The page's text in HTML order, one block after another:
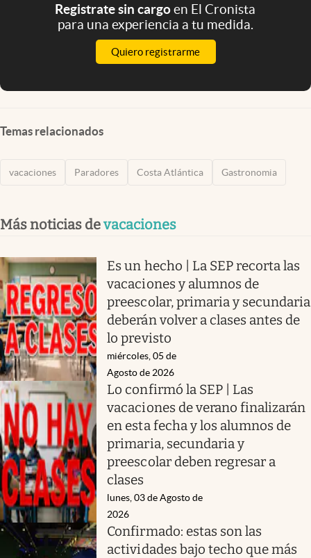
Registrate sin cargoen El Cronista
para una experiencia a tu medida.
Quiero registrarme
Temas relacionados
vacaciones Paradores Costa Atlántica Gastronomia
Más noticias devacaciones
Es un hecho | La SEP recorta las
vacaciones y alumnos de
preescolar, primaria y secundaria
deberán volver a clases antes de
lo previsto
miércoles, 05 de
Agosto de 2026
Lo confirmó la SEP | Las
vacaciones de verano finalizarán
en esta fecha y los alumnos de
primaria, secundaria y
preescolar deben regresar a
clases
lunes, 03 de Agosto de
2026
Confirmado: estas son las
actividades bajo techo que más